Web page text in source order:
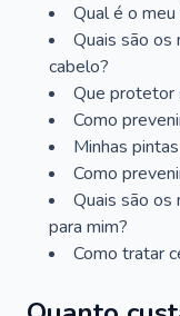
Qual é o
Quais são os
cabelo?
Que protetor
Como
Minhas
Como
Quais são
para mim?
Como tratar